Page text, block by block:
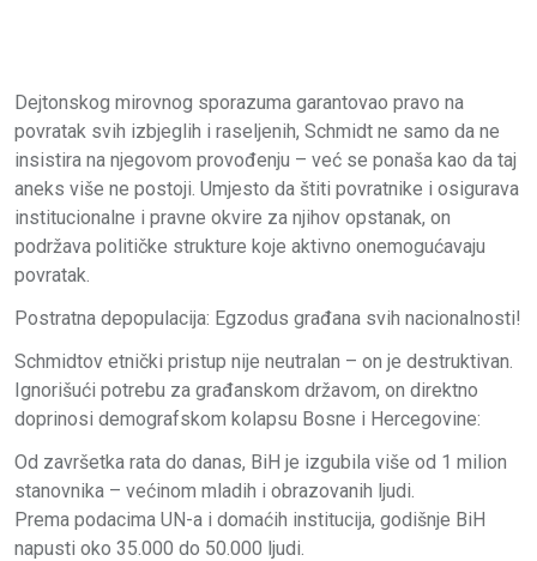
Dejtonskog mirovnog sporazuma garantovao pravo na
povratak svih izbjeglih i raseljenih, Schmidt ne samo da ne
insistira na njegovom provođenju – već se ponaša kao da taj
aneks više ne postoji. Umjesto da štiti povratnike i osigurava
institucionalne i pravne okvire za njihov opstanak, on
podržava političke strukture koje aktivno onemogućavaju
povratak.
Postratna depopulacija: Egzodus građana svih nacionalnosti!
Schmidtov etnički pristup nije neutralan – on je destruktivan.
Ignorišući potrebu za građanskom državom, on direktno
doprinosi demografskom kolapsu Bosne i Hercegovine:
Od završetka rata do danas, BiH je izgubila više od 1 milion
stanovnika – većinom mladih i obrazovanih ljudi.
Prema podacima UN-a i domaćih institucija, godišnje BiH
napusti oko 35.000 do 50.000 ljudi.